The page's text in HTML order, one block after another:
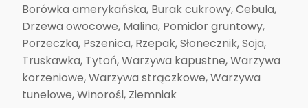
Borówka amerykańska, Burak cukrowy, Cebula,
Drzewa owocowe, Malina, Pomidor gruntowy,
Porzeczka, Pszenica, Rzepak, Słonecznik, Soja,
Truskawka, Tytoń, Warzywa kapustne, Warzywa
korzeniowe, Warzywa strączkowe, Warzywa
tunelowe, Winorośl, Ziemniak